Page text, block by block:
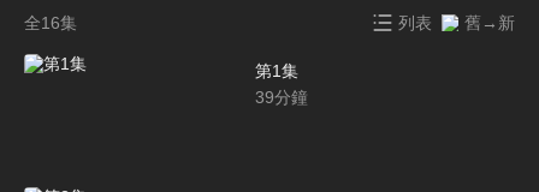
全16集 列表 舊→新
第1集
39分鐘